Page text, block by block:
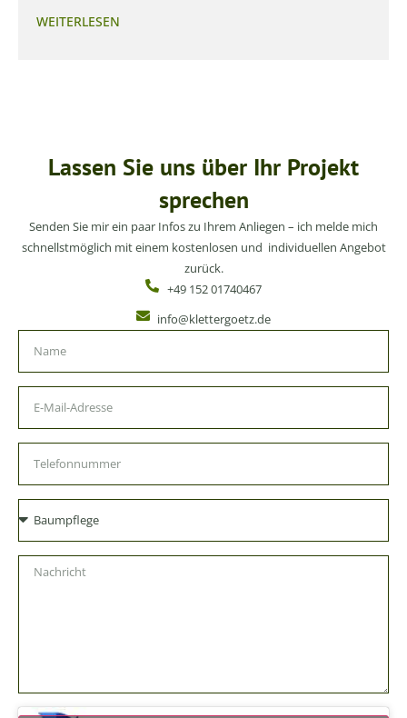
WEITERLESEN
Lassen Sie uns über Ihr Projekt
sprechen
Senden Sie mir ein paar Infos zu Ihrem Anliegen – ich melde mich
schnellstmöglich mit einem kostenlosen und individuellen Angebot
zurück.
+49 152 01740467
info@klettergoetz.de